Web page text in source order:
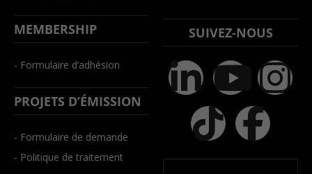
MEMBERSHIP
- Formulaire d’adhésion
PROJETS D’ÉMISSION
- Formulaire de demande
- Politique de traitement
SUIVEZ-NOUS